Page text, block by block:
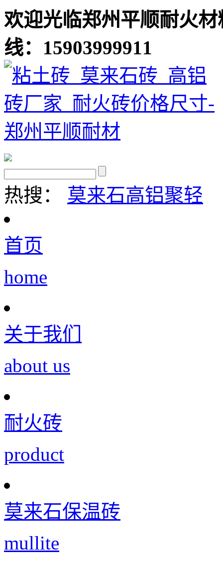
欢迎光临郑州平顺耐火
线：15903999911
热搜： 莫来石高铝聚轻
首页
home
关于我们
about us
耐火砖
product
莫来石保温砖
mullite